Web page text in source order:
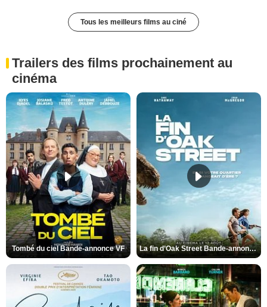
Tous les meilleurs films au ciné
Trailers des films prochainement au
cinéma
Tombé du ciel Bande-annonce VF La fin d’Oak Street Bande-annonce VO STFR